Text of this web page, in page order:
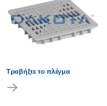
Τραβήξτε το πλέγμα